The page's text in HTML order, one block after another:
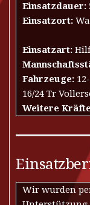
Einsatzdauer:
Einsatzort:
Einsatzart:
Fahrzeuge:
16/24 Tr
Weitere
Wir wurden